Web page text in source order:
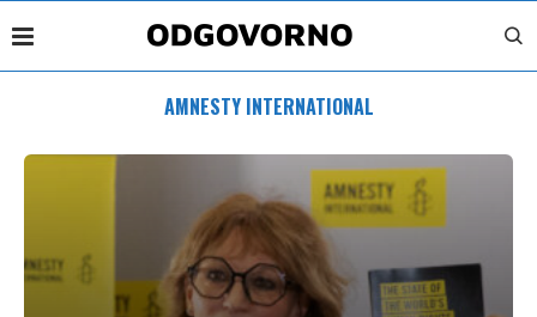
AMNESTY INTERNATIONAL